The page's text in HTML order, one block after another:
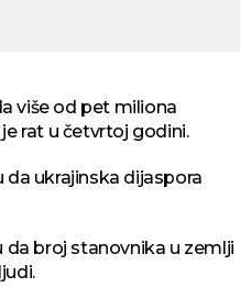
više od pet miliona
rat u četvrtoj godini.
da ukrajinska dijaspora
da broj stanovnika u zemlji